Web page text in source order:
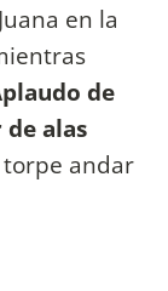
en la
de
alas
andar